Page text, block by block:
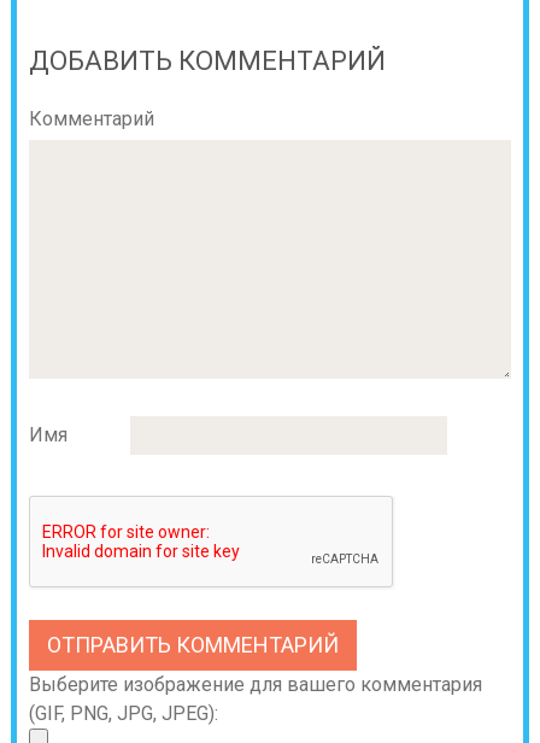
ДОБАВИТЬ КОММЕНТАРИЙ
Комментарий
Имя
Выберите изображение для вашего комментария
(GIF, PNG, JPG, JPEG):